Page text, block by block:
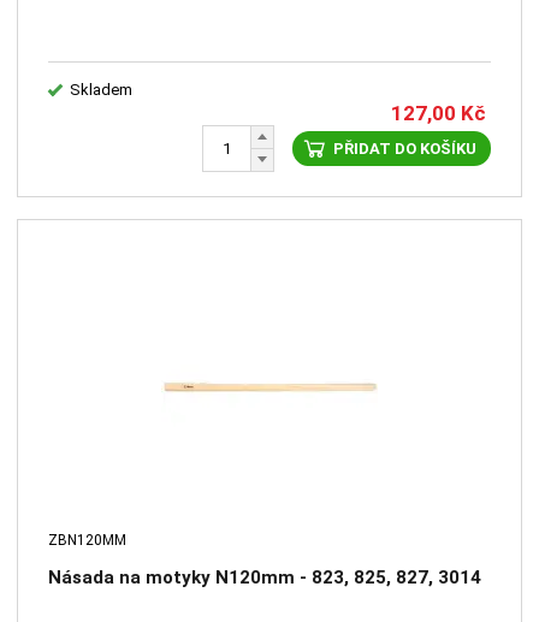
Skladem
127,00 Kč
PŘIDAT DO KOŠÍKU
ZBN120MM
Násada na motyky N120mm - 823, 825, 827, 3014